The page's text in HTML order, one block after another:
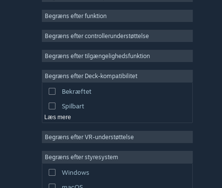
Simulation
Videoproduktion
Billedredigering
Begræns efter funktion
Begræns efter controllerunderstøttelse
Begræns efter tilgængelighedsfunktion
Begræns efter Deck-kompatibilitet
Bekræftet
Spilbart
Læs mere
Begræns efter VR-understøttelse
Begræns efter styresystem
Windows